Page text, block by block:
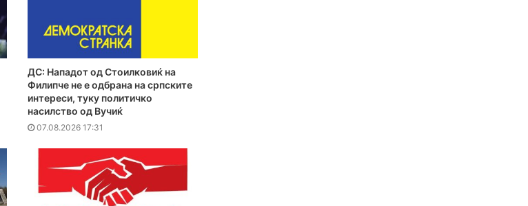
ДС: Нападот од Стоилковиќ на
Филипче не е одбрана на српските
интереси, туку политичко
насилство од Вучиќ
07.08.2026 17:31